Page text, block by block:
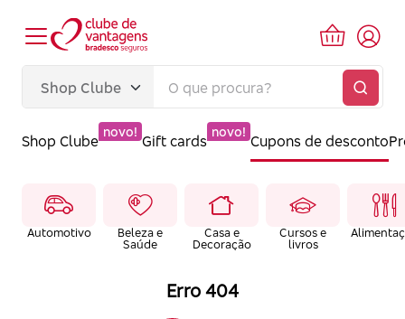
Shop Clube
novo!
Gift cards
novo!
Cupons de desconto
Automotivo
Beleza e
Saúde
Casa e
Decoração
Cursos e
livros
Erro 404